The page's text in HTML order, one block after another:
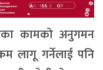
कामको अनुगमन
लागू गर्नेलाई पनि